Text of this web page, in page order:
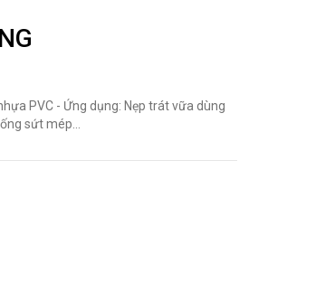
PVC - Ứng dụng: Nẹp trát vữa dùng
sứt mép...